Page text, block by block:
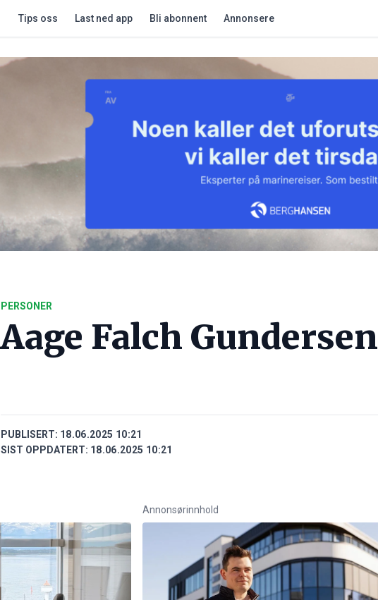
Tips oss Last ned app Bli abonnent Annonsere
PERSONER
Aage Falch Gundersen
PUBLISERT: 18.06.2025 10:21
SIST OPPDATERT: 18.06.2025 10:21
Annonsørinnhold